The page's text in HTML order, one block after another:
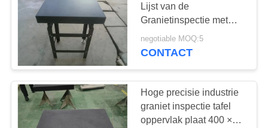
Lijst van de
Granietinspectie met
Hoge Precisie 00 Rang
negotiable MOQ:5
CONTACT
Hoge precisie industrie
graniet inspectie tafel
oppervlak plaat 400 ×